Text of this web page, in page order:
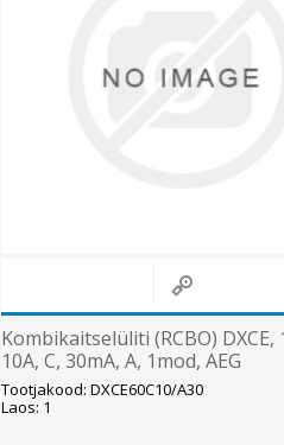
Kombikaitselüliti (RCBO) DXCE,
10A, C, 30mA, A, 1mod, AEG
Tootjakood: DXCE60C10/A30
Laos: 1